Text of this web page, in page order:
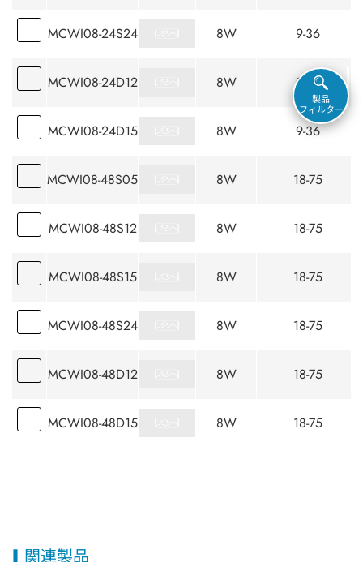
MCWI08-24S24 8W 9-36
MCWI08-24D12 8W 9-36
MCWI08-24D15 8W 9-36
MCWI08-48S05 8W 18-75
MCWI08-48S12 8W 18-75
MCWI08-48S15 8W 18-75
MCWI08-48S24 8W 18-75
MCWI08-48D12 8W 18-75
MCWI08-48D15 8W 18-75
関連製品
製品
フィルター